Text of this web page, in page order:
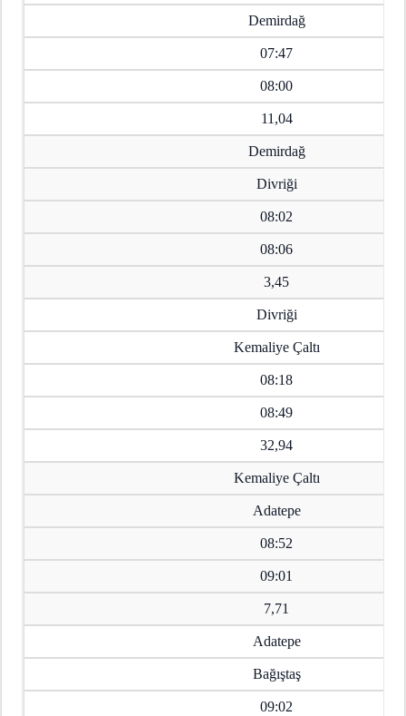
Demirdağ
07:47
08:00
11,04
Demirdağ
Divriği
08:02
08:06
3,45
Divriği
Kemaliye Çaltı
08:18
08:49
32,94
Kemaliye Çaltı
Adatepe
08:52
09:01
7,71
Adatepe
Bağıştaş
09:02